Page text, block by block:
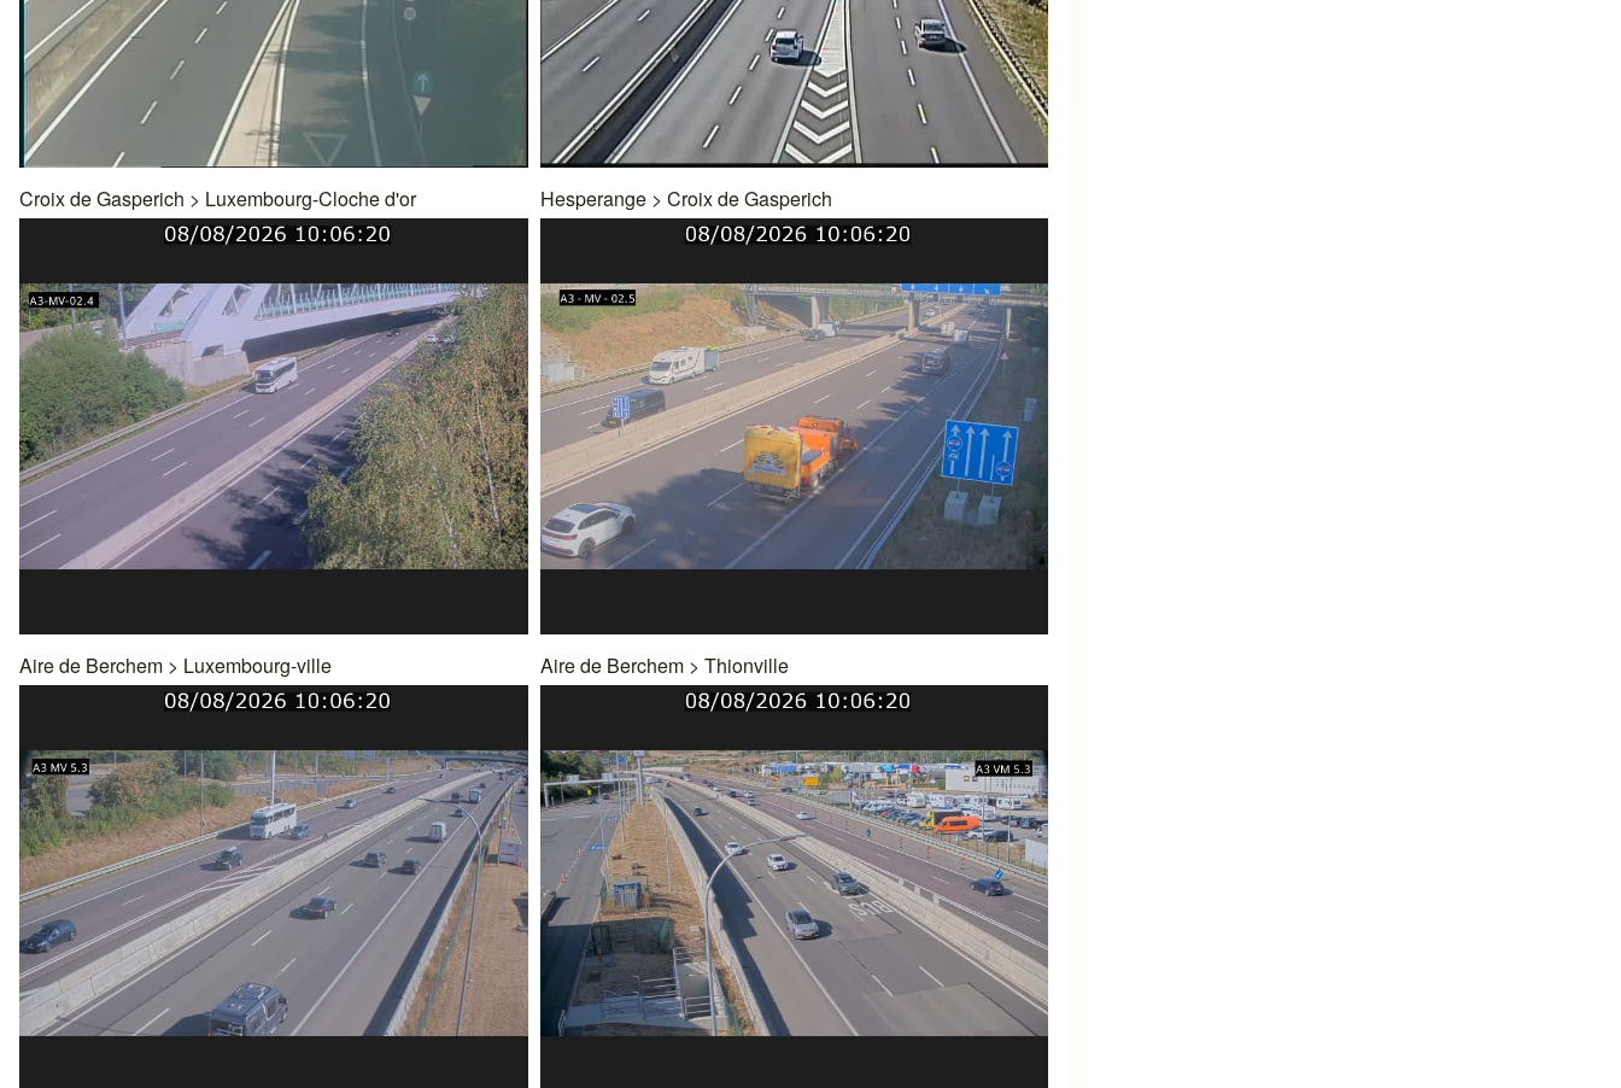
Croix de Gasperich > Luxembourg-Cloche d'or Hesperange> Croix de Gasperich
Aire de Berchem > Luxembourg-ville Aire de Berchem> Thionville